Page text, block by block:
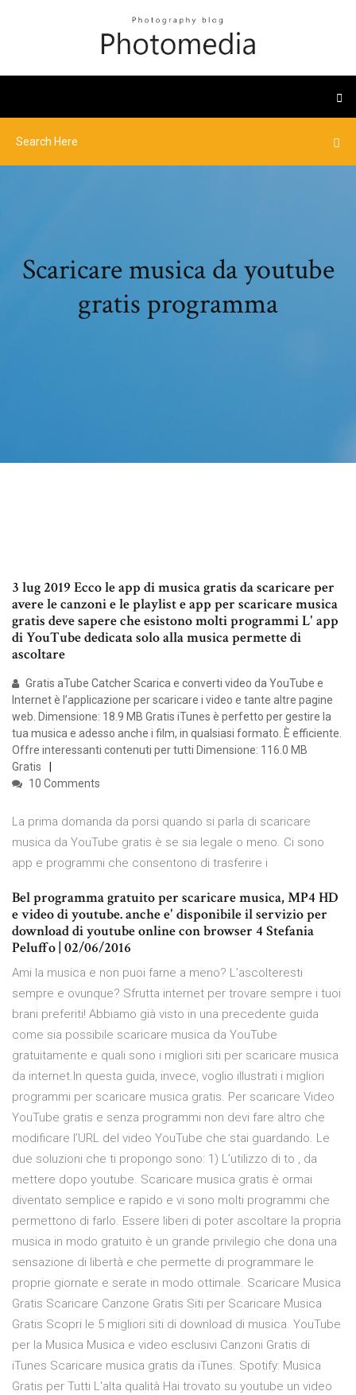
Scaricare musica da youtube
gratis programma
3 lug 2019 Ecco le app di musica gratis da scaricare per
avere le canzoni e le playlist e app per scaricare musica
gratis deve sapere che esistono molti programmi L' app
di YouTube dedicata solo alla musica permette di
ascoltare
Gratis aTube Catcher Scarica e converti video da YouTube e
Internet è l’applicazione per scaricare i video e tante altre pagine
web. Dimensione: 18.9 MB Gratis iTunes è perfetto per gestire la
tua musica e adesso anche i film, in qualsiasi formato. È efficiente.
Offre interessanti contenuti per tutti Dimensione: 116.0 MB
Gratis
10 Comments
La prima domanda da porsi quando si parla di scaricare
musica da YouTube gratis è se sia legale o meno. Ci sono
app e programmi che consentono di trasferire i
Bel programma gratuito per scaricare musica, MP4 HD
e video di youtube. anche e' disponibile il servizio per
download di youtube online con browser 4 ‎‎Stefania
Peluffo | 02/06/2016
Ami la musica e non puoi farne a meno? L’ascolteresti
sempre e ovunque? Sfrutta internet per trovare sempre i tuoi
brani preferiti! Abbiamo già visto in una precedente guida
come sia possibile scaricare musica da YouTube
gratuitamente e quali sono i migliori siti per scaricare musica
da internet.In questa guida, invece, voglio illustrati i migliori
programmi per scaricare musica gratis. Per scaricare Video
YouTube gratis e senza programmi non devi fare altro che
modificare l’URL del video YouTube che stai guardando. Le
due soluzioni che ti propongo sono: 1) L’utilizzo di to , da
mettere dopo youtube. Scaricare musica gratis è ormai
diventato semplice e rapido e vi sono molti programmi che
permettono di farlo. Essere liberi di poter ascoltare la propria
musica in modo gratuito è un grande privilegio che dona una
sensazione di libertà e che permette di programmare le
proprie giornate e serate in modo ottimale. Scaricare Musica
Gratis Scaricare Canzone Gratis Siti per Scaricare Musica
Gratis Scopri le 5 migliori siti di download di musica. YouTube
per la Musica Musica e video esclusivi Canzoni Gratis di
iTunes Scaricare musica gratis da iTunes. Spotify: Musica
Gratis per Tutti L'alta qualità Hai trovato su youtube un video